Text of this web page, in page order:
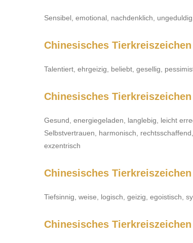
Sensibel, emotional, nachdenklich,
Chinesisches Tierkreiszeichen
Talentiert, ehrgeizig, beliebt, gesellig,
Chinesisches
Gesund, energiegeladen, langlebig, leicht
Selbstvertrauen, harmonisch,
exzentrisch
Chinesisches
Tiefsinnig, weise, logisch, geizig, egoistisch,
Chinesisches